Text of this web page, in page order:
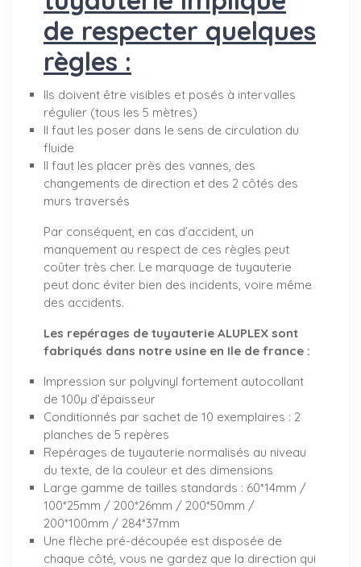
de respecter quelques
règles :
Ils doivent être visibles et posés à intervalles
régulier (tous les 5 mètres)
Il faut les poser dans le sens de circulation du
fluide
Il faut les placer près des vannes, des
changements de direction et des 2 côtés des
murs traversés
Par conséquent, en cas d’accident, un
manquement au respect de ces règles peut
coûter très cher. Le marquage de tuyauterie
peut donc éviter bien des incidents, voire même
des accidents.
Les repérages de tuyauterie ALUPLEX sont
fabriqués dans notre usine en Ile de france :
Impression sur polyvinyl fortement autocollant
de 100µ d’épaisseur
Conditionnés par sachet de 10 exemplaires : 2
planches de 5 repères
Repérages de tuyauterie normalisés au niveau
du texte, de la couleur et des dimensions
Large gamme de tailles standards : 60*14mm /
100*25mm / 200*26mm / 200*50mm /
200*100mm / 284*37mm
Une flèche pré-découpée est disposée de
chaque côté, vous ne gardez que la direction qui